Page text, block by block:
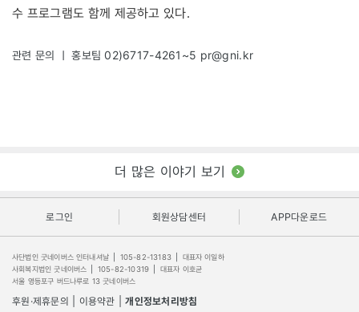
수 프로그램도 함께 제공하고 있다.
관련 문의 ㅣ 홍보팀 02)6717-4261~5 pr@gni.kr
더 많은 이야기 보기
로그인 회원상담센터 APP다운로드
사단법인 굿네이버스 인터내셔날 105-82-13183
대표자 이일하
사회복지법인 굿네이버스
105-82-10319
대표자 이호균
서울 영등포구 버드나루로 13 굿네이버스
후원·제휴문의 이용약관 개인정보처리방침